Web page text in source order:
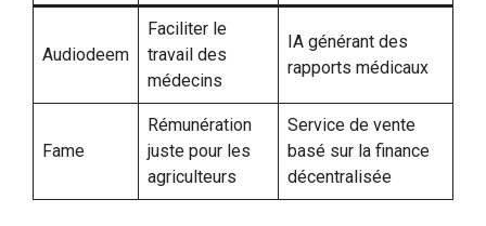
Audiodeem
Faciliter le
travail des
médecins
IA générant des
rapports médicaux
Fame
Rémunération
juste pour les
agriculteurs
Service de vente
basé sur la finance
décentralisée